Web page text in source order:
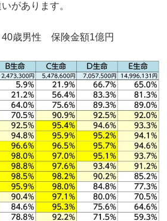
があります。
歳男性 保険金額1億円